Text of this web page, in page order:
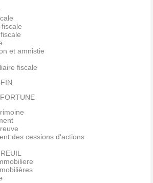
et amnistie
fiscale
des cessions d'actions